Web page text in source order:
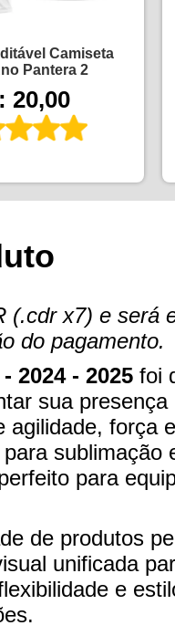
Camiseta
Pantera 2
20,00
(.cdr x7) e será
do pagamento.
2024 - 2025 foi
sua
força
sublimação
para
de produtos
unificada
e